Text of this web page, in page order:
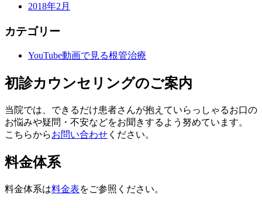
2018年2月
カテゴリー
YouTube動画で見る根管治療
初診カウンセリングのご案内
当院では、できるだけ患者さんが抱えていらっしゃるお口の
お悩みや疑問・不安などをお聞きするよう努めています。
こちらからお問い合わせ ください。
料金体系
料金体系は料金表をご参照ください。